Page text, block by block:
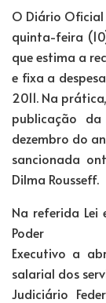
O Diário Oficial
quinta-feira
que estima a
e fixa a
2011. Na
publicação
dezembro do
sancionada
Dilma Rousseff.
Na referida
Poder
Executivo a
salarial dos
Judiciário